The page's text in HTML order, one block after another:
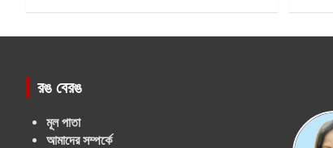
রঙ বেরঙ
মূল পাতা
আমাদের সম্পর্কে